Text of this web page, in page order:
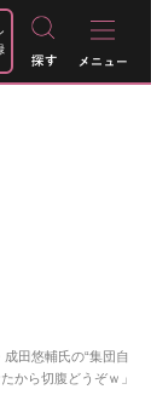
成田悠輔氏の“集団自
から切腹どうぞｗ」